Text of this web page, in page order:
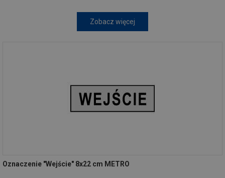
Zobacz więcej
Oznaczenie "Wejście" 8x22 cm METRO